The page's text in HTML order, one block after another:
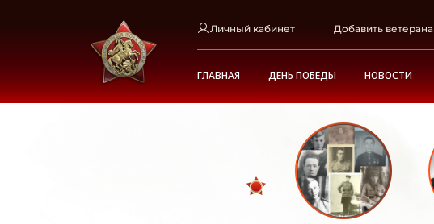
Личный кабинет Добавить ветерана
ГЛАВНАЯ ДЕНЬ ПОБЕДЫ НОВОСТИ